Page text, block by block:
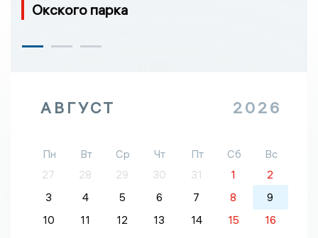
Окского парка
АВГУСТ 2026
Пн Вт Ср Чт Пт Сб
Вс
27
28 29 30 31 1
2
3
4 5 6 7 8
9
10
11 12 13 14 15
16